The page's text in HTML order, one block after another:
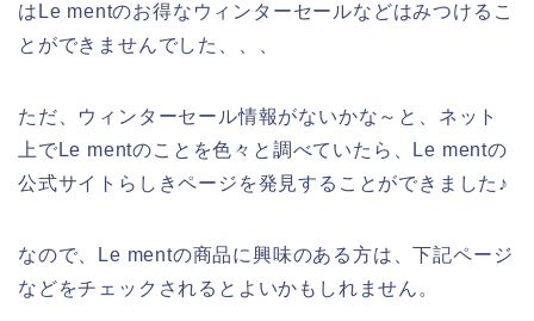
はLe mentのお得なウィンターセールなどはみつけるこ
とができませんでした、、、
ただ、ウィンターセール情報がないかな～と、ネット
上でLe mentのことを色々と調べていたら、Le mentの
公式サイトらしきページを発見することができました♪
なので、Le mentの商品に興味のある方は、下記ページ
などをチェックされるとよいかもしれません。